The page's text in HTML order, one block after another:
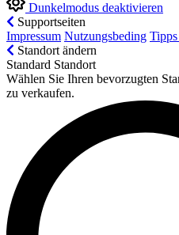
Dunkelmodus deaktivieren
Supportseiten
Impressum Nutzungsbeding
Standort ändern
Standard Standort
Wählen Sie Ihren bevorzugten
zu verkaufen.